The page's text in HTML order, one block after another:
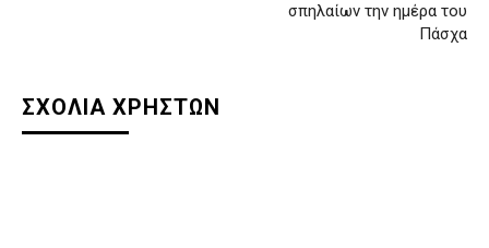
σπηλαίων την ημέρα του
Πάσχα
ΣΧΟΛΙΑ ΧΡΗΣΤΩΝ